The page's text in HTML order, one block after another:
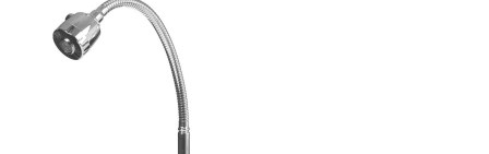
Быстрый просмотр